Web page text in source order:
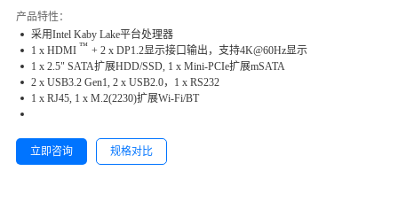
产品特性：
采用Intel Kaby Lake平台处理器
1 x HDMI ™ + 2 x DP1.2显示接口输出，支持4K@60Hz显示
1 x 2.5" SATA扩展HDD/SSD, 1 x Mini-PCIe扩展mSATA
2 x USB3.2 Gen1, 2 x USB2.0，1 x RS232
1 x RJ45, 1 x M.2(2230)扩展Wi-Fi/BT
立即咨询 规格对比